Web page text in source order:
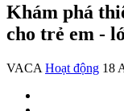
Khám phá
cho trẻ em -
VACA Hoạt động 18